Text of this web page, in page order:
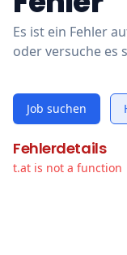
Es ist ein Fehler
oder versuche es
Job suchen
Fehlerdetails
t.at is not a function